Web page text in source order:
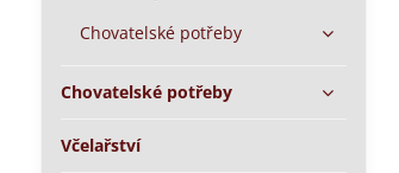
Chovatelské potřeby
Chovatelské potřeby
Včelařství